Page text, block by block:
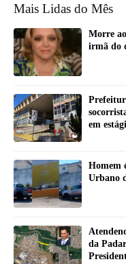
Mais Lidas do Mês
Morre
irmã do
em
Homem
Urbano
da